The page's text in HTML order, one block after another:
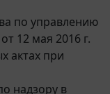
по управлению
12 мая 2016 г.
актах при
надзору в